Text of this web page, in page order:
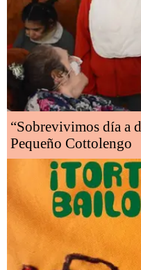
“Sobrevivimos día a
Pequeño Cottolengo